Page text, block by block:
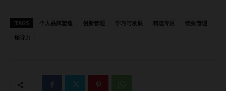
TAGS 个人品牌塑造 创新管理 学习与发展 精选专区
绩效管理
领导力